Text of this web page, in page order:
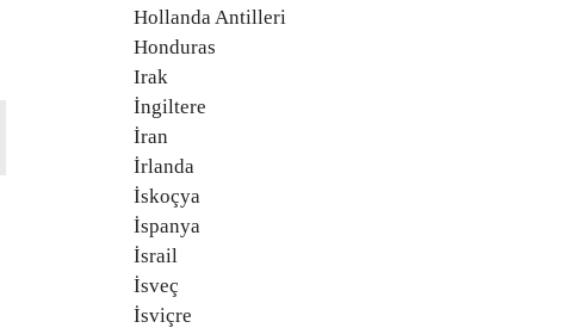
Hollanda Antilleri
Honduras
Irak
İngiltere
İran
İrlanda
İskoçya
İspanya
İsrail
İsveç
İsviçre